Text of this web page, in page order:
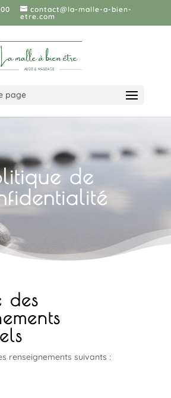
contact@la-malle-a-bien-
etre.com
page
de
des
renseignements suivants :